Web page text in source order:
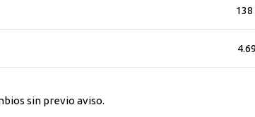
sin previo aviso.